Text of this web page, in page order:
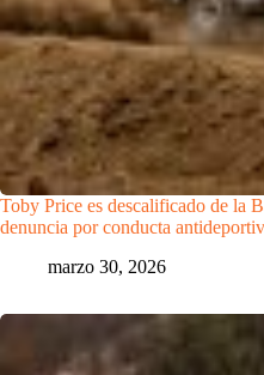
Toby Price es descalificado de la
denuncia por conducta
marzo 30, 2026